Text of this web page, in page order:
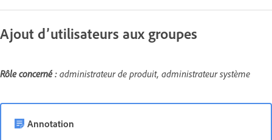
Ajout d’utilisateurs aux groupes
Rôle concerné : administrateur de produit, administrateur système
Annotation